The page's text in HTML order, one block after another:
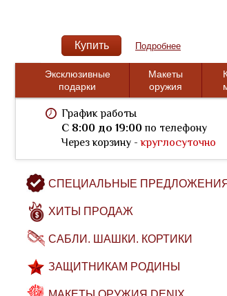
Купить Подробнее
Эксклюзивные
подарки
Макеты
оружия
График работы
C 8:00 до 19:00по телефону
Через корзину -круглосуточно
СПЕЦИАЛЬНЫЕ ПРЕДЛОЖЕНИЯ
ХИТЫ ПРОДАЖ
САБЛИ. ШАШКИ. КОРТИКИ
ЗАЩИТНИКАМ РОДИНЫ